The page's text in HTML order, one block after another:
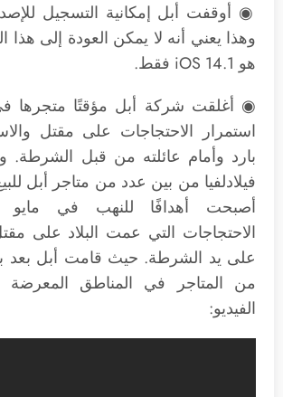
وهذا يعني أنه لا يمكن العودة إلى هذا
هو iOS 14.1 فقط.
◉ أغلقت شركة أبل مؤقتًا متجرها في
استمرار الاحتجاجات على مقتل
بارد وأمام عائلته من قبل الشرطة.
فيلادلفيا من بين عدد من متاجر أبل
أصبحت أهدافًا للنهب في مايو
الاحتجاجات التي عمت البلاد على
على يد الشرطة. حيث قامت أبل بعد
من المتاجر في المناطق
الفيديو: